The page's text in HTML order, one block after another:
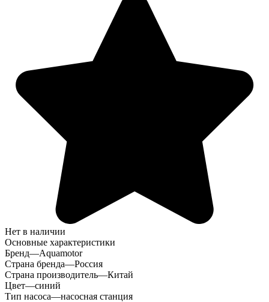
Нет в наличии
Основные характеристики
Бренд—Aquamotor
Страна бренда—Россия
Страна производитель—Китай
Цвет—синий
Тип насоса—насосная станция